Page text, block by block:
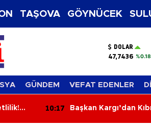
TAŞOVA GÖYNÜCEK
DOLAR
47,7436 %0.18
GÜNDEM VEFAT EDENLER
10:17
Başkan Kargı’dan